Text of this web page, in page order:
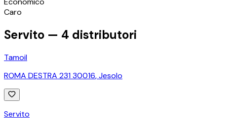
Caro
Servito — 4 distributori
Tamoil
ROMA DESTRA 231 30016,Jesolo
Servito